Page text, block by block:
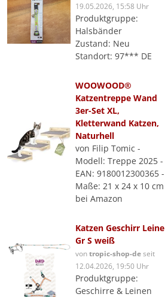
19.05.2026, 15:58 Uhr
Produktgruppe:
Halsbänder
Zustand: Neu
Standort: 97*** DE
WOOWOOD®
Katzentreppe Wand
3er-Set XL,
Kletterwand Katzen,
Naturhell
von Filip Tomic -
Modell: Treppe 2025 -
EAN: 9180012300365 -
Maße: 21 x 24 x 10 cm
bei Amazon
Katzen Geschirr Leine
Gr S weiß
vontropic-shop-deseit
12.04.2026, 19:50 Uhr
Produktgruppe:
Geschirre & Leinen